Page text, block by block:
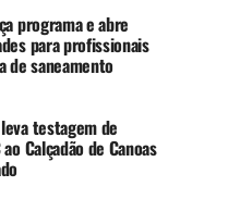
programa e abre
para profissionais
de saneamento
testagem de
Calçadão de Canoas